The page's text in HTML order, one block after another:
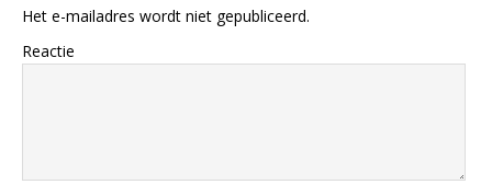
Het e-mailadres wordt niet gepubliceerd.
Reactie